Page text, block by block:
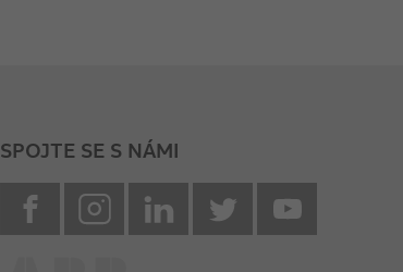
SPOJTE SE S NÁMI
facebook instagramLinkedin twitter